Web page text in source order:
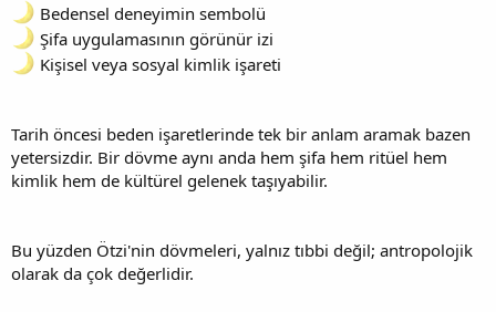
Bedensel deneyimin sembolü
Şifa uygulamasının görünür izi
Kişisel veya sosyal kimlik işareti
Tarih öncesi beden işaretlerinde tek bir anlam aramak bazen
yetersizdir. Bir dövme aynı anda hem şifa hem ritüel hem
kimlik hem de kültürel gelenek taşıyabilir.
Bu yüzden Ötzi'nin dövmeleri, yalnız tıbbi değil; antropolojik
olarak da çok değerlidir.